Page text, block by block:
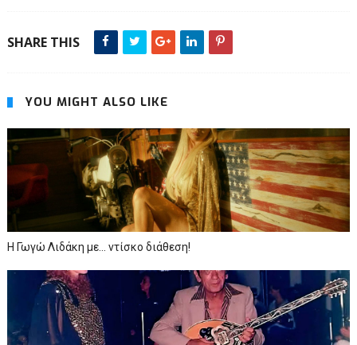
SHARE THIS
YOU MIGHT ALSO LIKE
Η Γωγώ Λιδάκη με... ντίσκο διάθεση!